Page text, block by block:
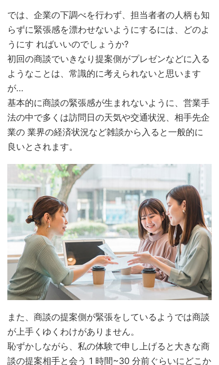
では、企業の下調べを行わず、担当者者の人柄も知
らずに緊張感を漂わせないようにするには、どのよ
うにす ればいいのでしょうか?
初回の商談でいきなり提案側がプレゼンなどに入る
ようなことは、常識的に考えられないと思います
が...
基本的に商談の緊張感が生まれないように、営業手
法の中で多くは訪問日の天気や交通状況、相手先企
業の 業界の経済状況など雑談から入ると一般的に
良いとされます。
また、商談の提案側が緊張をしているようでは商談
が上手くゆくわけがありません。
恥ずかしながら、私の体験で申し上げると大きな商
談の提案相手と会う 1 時間~30 分前ぐらいにどこか